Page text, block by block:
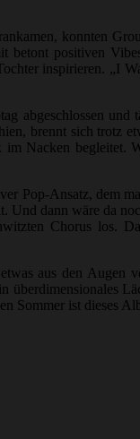
konnten
betont positiven
inspirieren. „I
abgeschlossen und
brennt sich trotz
Nacken begleitet.
Pop-Ansatz, dem
dann wäre da
Chorus los.
aus den Augen
überdimensionales
Sommer ist dieses